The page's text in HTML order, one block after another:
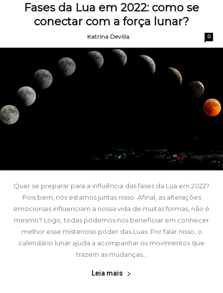
Fases da Lua em 2022: como se
conectar com a força lunar?
Katrina Devilla - 0
Quer se preparar para a influência das fases da Lua em 2022?
Pois bem, nós estamos juntas nisso. Afinal, as alterações
emocionais influenciam a nossa vida de muitas formas, não é
mesmo? Logo, todas podemos nos beneficiar em conhecer
melhor esse misterioso poder das Luas. Por falar nisso, o
calendário lunar ajuda a acompanhar os movimentos que
trazem as mudanças...
Leia mais